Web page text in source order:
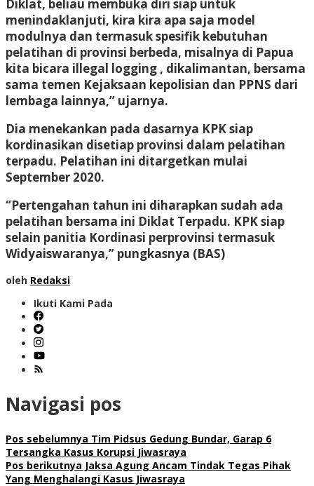
Diklat, beliau membuka diri siap untuk
menindaklanjuti, kira kira apa saja model
modulnya dan termasuk spesifik kebutuhan
pelatihan di provinsi berbeda, misalnya di Papua
kita bicara illegal logging , dikalimantan, bersama
sama temen Kejaksaan kepolisian dan PPNS dari
lembaga lainnya,” ujarnya.
Dia menekankan pada dasarnya KPK siap
kordinasikan disetiap provinsi dalam pelatihan
terpadu. Pelatihan ini ditargetkan mulai
September 2020.
“Pertengahan tahun ini diharapkan sudah ada
pelatihan bersama ini Diklat Terpadu. KPK siap
selain panitia Kordinasi perprovinsi termasuk
Widyaiswaranya,” pungkasnya (BAS)
oleh Redaksi
Ikuti Kami Pada
Navigasi pos
Pos sebelumnya Tim Pidsus Gedung Bundar, Garap 6
Tersangka Kasus Korupsi Jiwasraya
Pos berikutnya Jaksa Agung Ancam Tindak Tegas Pihak
Yang Menghalangi Kasus Jiwasraya